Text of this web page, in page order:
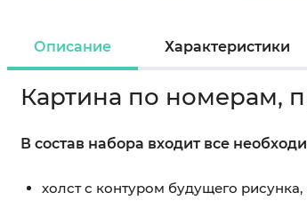
Описание Характеристики
Картина по номерам,
В состав набора входит все
холст с контуром будущего